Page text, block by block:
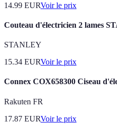
14.99 EURVoir le prix
Couteau d'électricien 2 lames
STANLEY
15.34 EURVoir le prix
Connex COX658300 Ciseau
Rakuten FR
17.87 EURVoir le prix